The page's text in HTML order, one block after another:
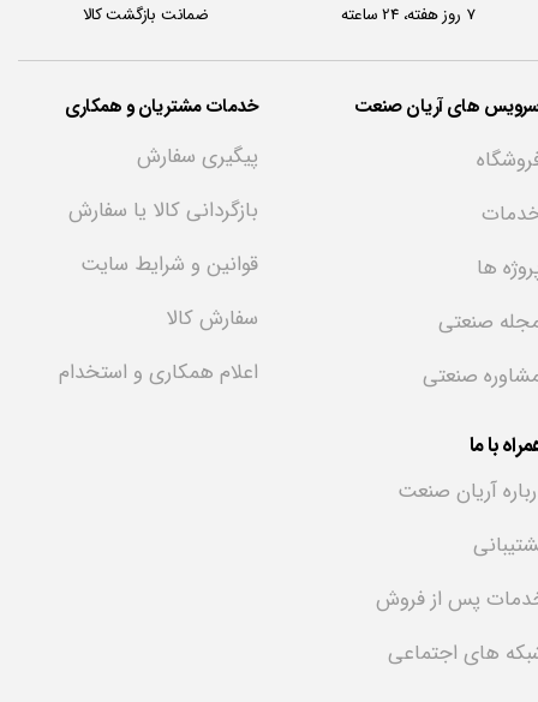
7 روز هفته، 24 ساعته ضمانت بازگشت کالا
های آریان صنعت خدمات مشتریان و همکاری
با ما
ها
صنعتی
صنعتی
پیگیری سفارش
بازگردانی کالا یا سفارش
قوانین و شرایط سایت
سفارش کالا
اعلام همکاری و استخدام
آریان صنعت
پس از فروش
های اجتماعی